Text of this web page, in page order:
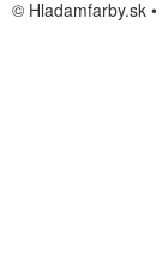
© Hladamfarby.sk •